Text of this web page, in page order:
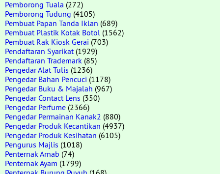
Pemborong Tuala (272)
Pemborong Tudung (4105)
Pembuat Papan Tanda Iklan (689)
Pembuat Plastik Kotak Botol (1562)
Pembuat Rak Kiosk Gerai (703)
Pendaftaran Syarikat (1929)
Pendaftaran Trademark (85)
Pengedar Alat Tulis (1236)
Pengedar Bahan Pencuci (1178)
Pengedar Buku & Majalah (967)
Pengedar Contact Lens (350)
Pengedar Perfume (2366)
Pengedar Permainan Kanak2 (880)
Pengedar Produk Kecantikan (4937)
Pengedar Produk Kesihatan (6105)
Pengurus Majlis (1018)
Penternak Arnab (74)
Penternak Ayam (1799)